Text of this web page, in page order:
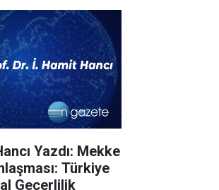
Yazdı: Mekke
Türkiye
Geçerlilik